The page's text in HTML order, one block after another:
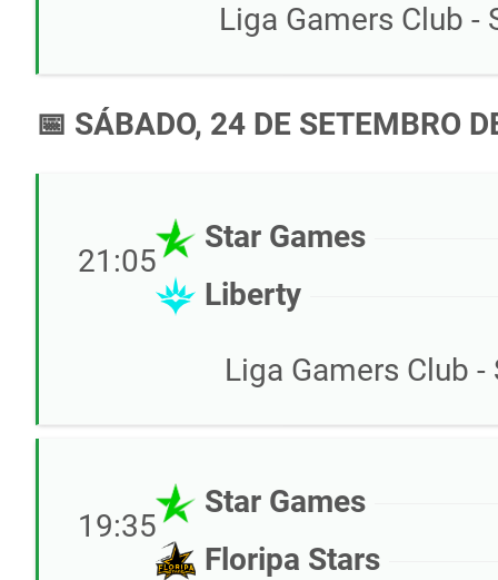
Liga Gamers Club
📅 SÁBADO, 24 DE SETEMBRO
21:05
Star Games
Liberty
Liga Gamers Club
19:35
Star Games
Floripa Stars